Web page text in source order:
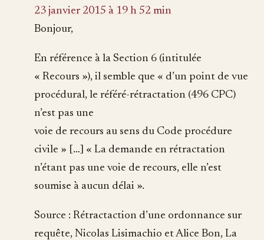
23 janvier 2015 à 19 h 52 min
Bonjour,
En référence à la Section 6 (intitulée
« Recours »), il semble que « d’un point de vue
procédural, le référé-rétractation (496 CPC)
n’est pas une
voie de recours au sens du Code procédure
civile » […] « La demande en rétractation
n’étant pas une voie de recours, elle n’est
soumise à aucun délai ».
Source : Rétractaction d’une ordonnance sur
requête, Nicolas Lisimachio et Alice Bon, La